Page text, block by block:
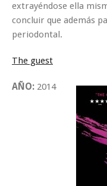
extrayéndose ella
concluir que además
periodontal.
The guest
AÑO: 2014